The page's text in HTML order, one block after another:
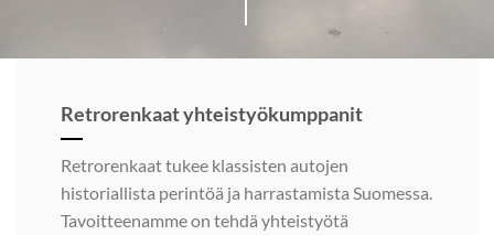
Retrorenkaat yhteistyökumppanit
Retrorenkaat tukee klassisten autojen
historiallista perintöä ja harrastamista Suomessa.
Tavoitteenamme on tehdä yhteistyötä